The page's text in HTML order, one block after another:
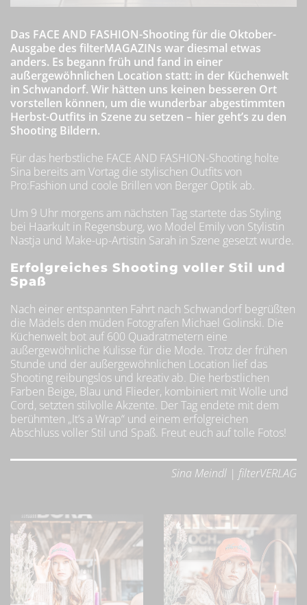
Das FACE AND FASHION-Shooting für die Oktober-
Ausgabe des filterMAGAZINs war diesmal etwas
anders. Es begann früh und fand in einer
außergewöhnlichen Location statt: in der Küchenwelt
in Schwandorf. Wir hätten uns keinen besseren Ort
vorstellen können, um die wunderbar abgestimmten
Herbst-Outfits in Szene zu setzen – hier geht’s zu den
Shooting Bildern.
Für das herbstliche FACE AND FASHION-Shooting holte
Sina bereits am Vortag die stylischen Outfits von
Pro:Fashion und coole Brillen von Berger Optik ab.
Um 9 Uhr morgens am nächsten Tag startete das Styling
bei Haarkult in Regensburg, wo Model Emily von Stylistin
Nastja und Make-up-Artistin Sarah in Szene gesetzt wurde.
Erfolgreiches Shooting voller Stil und
Spaß
Nach einer entspannten Fahrt nach Schwandorf begrüßten
die Mädels den müden Fotografen Michael Golinski. Die
Küchenwelt bot auf 600 Quadratmetern eine
außergewöhnliche Kulisse für die Mode. Trotz der frühen
Stunde und der außergewöhnlichen Location lief das
Shooting reibungslos und kreativ ab. Die herbstlichen
Farben Beige, Blau und Flieder, kombiniert mit Wolle und
Cord, setzten stilvolle Akzente. Der Tag endete mit dem
berühmten „It’s a Wrap“ und einem erfolgreichen
Abschluss voller Stil und Spaß. Freut euch auf tolle Fotos!
Sina Meindl | filterVERLAG